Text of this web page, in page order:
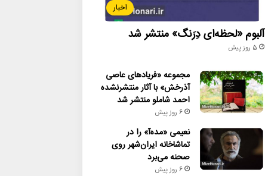
اخبار
آلبوم «لحظه‌ای دِرَنگ» منتشر شد
5 روز پیش
مجموعه «فریادهای عاصی
آذرخش» با آثار منتشرنشده
احمد شاملو منتشر شد
6 روز پیش
نعیمی «مده‌آ» را در
تماشاخانه ایران‌شهر روی
صحنه می‌برد
6 روز پیش